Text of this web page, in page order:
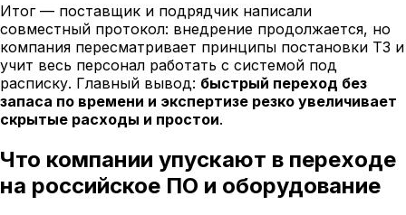
Итог — поставщик и подрядчик написали
совместный протокол: внедрение продолжается, но
компания пересматривает принципы постановки ТЗ и
учит весь персонал работать с системой под
расписку. Главный вывод: быстрый переход без
запаса по времени и экспертизе резко увеличивает
скрытые расходы и простои.
Что компании упускают в переходе
на российское ПО и оборудование